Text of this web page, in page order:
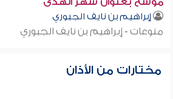
إبراهيم بن نايف الجبوري
منوعات - إبراهيم بن نايف الجبوري
مختارات من الأذان